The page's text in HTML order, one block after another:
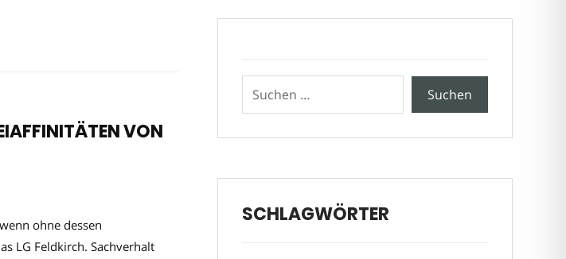
VON
ohne dessen
LG Feldkirch. Sachverhalt
SCHLAGWÖRTER